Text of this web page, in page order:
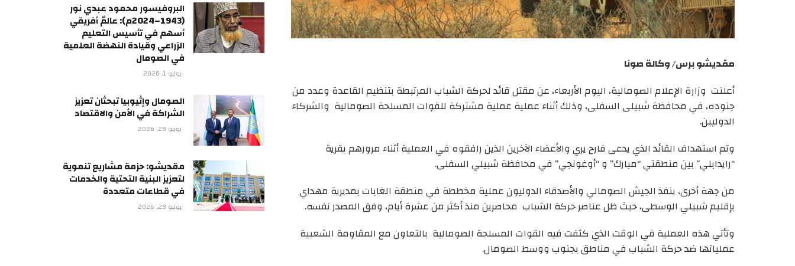
مقديشو برس/ وكالة صونا
أعلنت وزارة الإعلام الصومالية، اليوم الأربعاء، عن مقتل قائد لحركة الشباب المرتبطة بتنظيم القاعدة وعدد من
جنوده، في محافظة شبيلى السفلى، وذلك أثناء عملية عملية مشتركة للقوات المسلحة الصومالية والشركاء
الدوليين.
وتم استهداف القائد الذي يدعى فارح يري والأعضاء الآخرين الذين رافقوه في العملية أثناء مرورهم بقرية
“رايدابلي” بين منطقتي “مبارك” و “أوغونجي” في محافظة شبيلي السفلى.
من جهة أخرى، ينفذ الجيش الصومالي والأصدقاء الدوليون عملية مخططة في منطقة الغابات بمديرية مهداي
بإقليم شبيلي الوسطى، حيث ظل عناصر حركة الشباب محاصرين منذ أكثر من عشرة أيام، وفق المصدر نفسه.
وتأتي هذه العملية في الوقت الذي كثفت فيه القوات المسلحة الصومالية بالتعاون مع المقاومة الشعبية
عملياتها ضد حركة الشباب في مناطق بجنوب ووسط الصومال.
البروفيسور محمود عبدي نور
(1943–2024م): عالمٌ أفريقي
أسهم في تأسيس التعليم
الزراعي وقيادة النهضة العلمية
في الصومال
يوليو 1, 2026
الصومال وإثيوبيا تبحثان تعزيز
الشراكة في الأمن والاقتصاد
يونيو 29, 2026
مقديشو: حزمة مشاريع تنموية
لتعزيز البنية التحتية والخدمات
في قطاعات متعددة
يونيو 29, 2026